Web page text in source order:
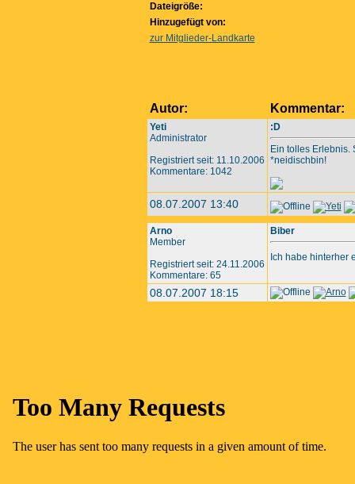
Dateigröße:
Hinzugefügt von:
zur Mitglieder-Landkarte
Autor: Kommentar:
Yeti
Administrator
Registriert seit: 11.10.2006
Kommentare: 1042
:D
Ein tolles Erlebnis.
*neidischbin!
08.07.2007 13:40
Arno
Member
Registriert seit: 24.11.2006
Kommentare: 65
Biber
Ich habe hinterher
08.07.2007 18:15